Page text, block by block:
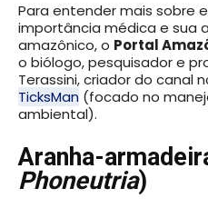
Para entender mais sobre
importância médica e sua
amazônico, o Portal
o biólogo, pesquisador e
Terassini, criador do canal
TicksMan (focado no
ambiental).
Aranha-
Phoneutria)